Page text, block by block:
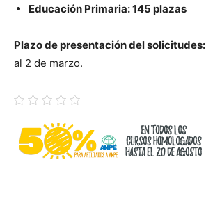
Educación Primaria: 145 plazas
Plazo de presentación del solicitudes:
al 2 de marzo.